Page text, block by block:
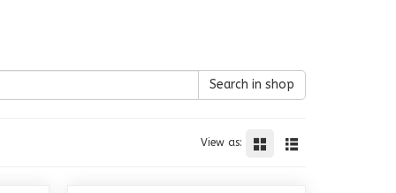
Search in shop
View as: